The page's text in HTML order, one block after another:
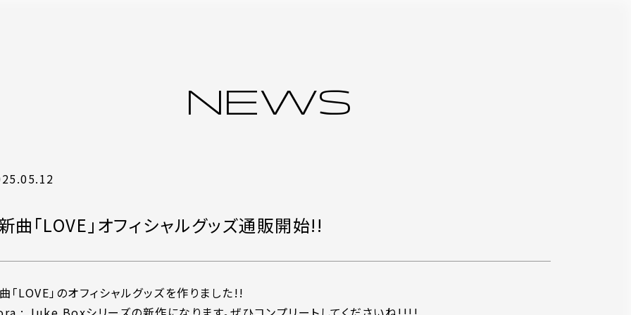
NEWS
曲「LOVE」オフィシャルグッズ通販開始!!
「LOVE」のオフィシャルグッズを作りました!!